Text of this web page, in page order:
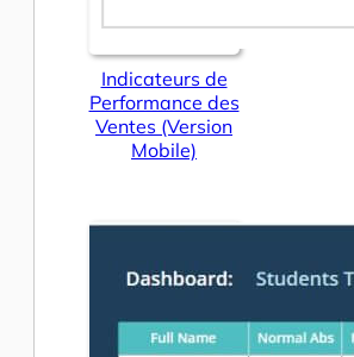
Indicateurs de
Performance des
Ventes (Version
Mobile)